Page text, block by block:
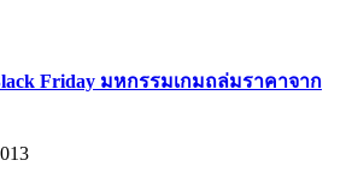
Friday มหกรรมเกมถล่มราคาจาก